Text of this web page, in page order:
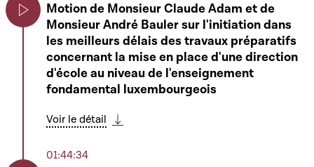
Motion de Monsieur Claude Adam et de
Monsieur André Bauler sur l'initiation dans
les meilleurs délais des travaux préparatifs
concernant la mise en place d'une direction
d'école au niveau de l'enseignement
fondamental luxembourgeois
Voir le détail
01:44:34